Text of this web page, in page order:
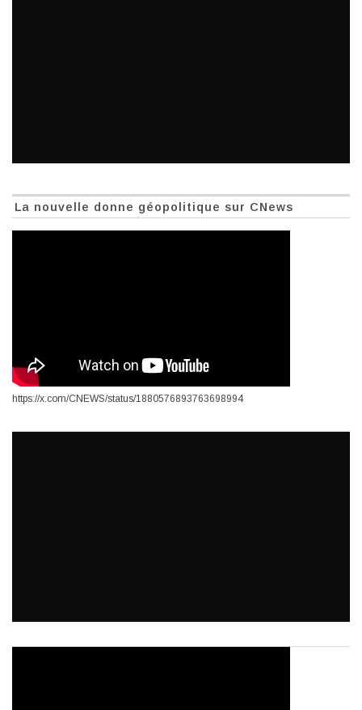
La nouvelle donne géopolitique sur CNews
https://x.com/CNEWS/status/1880576893763698994